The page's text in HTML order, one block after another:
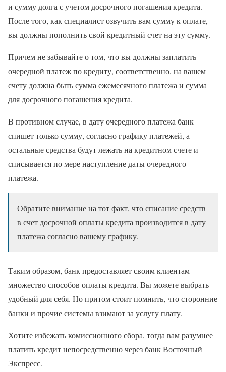
и сумму долга с учетом досрочного погашения кредита.
После того, как специалист озвучить вам сумму к оплате,
вы должны пополнить свой кредитный счет на эту сумму.
Причем не забывайте о том, что вы должны заплатить
очередной платеж по кредиту, соответственно, на вашем
счету должна быть сумма ежемесячного платежа и сумма
для досрочного погашения кредита.
В противном случае, в дату очередного платежа банк
спишет только сумму, согласно графику платежей, а
остальные средства будут лежать на кредитном счете и
списывается по мере наступление даты очередного
платежа.
Обратите внимание на тот факт, что списание средств
в счет досрочной оплаты кредита производится в дату
платежа согласно вашему графику.
Таким образом, банк предоставляет своим клиентам
множество способов оплаты кредита. Вы можете выбрать
удобный для себя. Но притом стоит помнить, что сторонние
банки и прочие системы взимают за услугу плату.
Хотите избежать комиссионного сбора, тогда вам разумнее
платить кредит непосредственно через банк Восточный
Экспресс.